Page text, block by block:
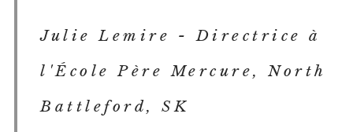
Julie Lemire - Directrice à
l'École Père Mercure, North
Battleford, SK